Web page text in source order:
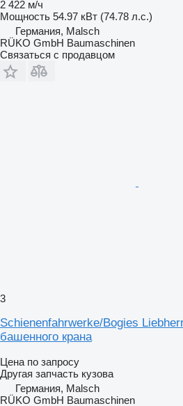
2 422 м/ч
Мощность 54.97 кВт (74.78 л.с.)
Германия, Malsch
RÜKO GmbH Baumaschinen
Связаться с продавцом
3
Schienenfahrwerke/Bogies
башенного крана
Цена по запросу
Другая запчасть кузова
Германия, Malsch
RÜKO GmbH Baumaschinen